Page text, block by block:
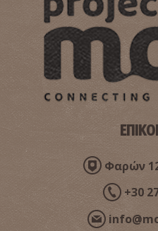
Φαρμακείο Βαρελά -
Φαρών
+30